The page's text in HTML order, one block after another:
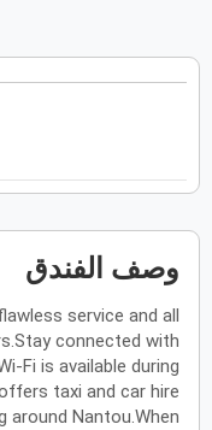
حالأحد نالاثنينث
وصف الفندق
service and all
connected with
Fi is available during
taxi and car hire
around Nantou.When